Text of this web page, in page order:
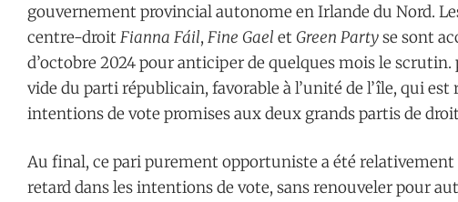
gouvernement provincial autonome en Irlande du Nord.
centre-droit Fianna Fáil, Fine Gael et Green Partyse sont
d’octobre 2024 pour anticiper de quelques mois le scrutin.
vide du parti républicain, favorable à l’unité de l’île, qui est
intentions de vote promises aux deux grands partis de
Au final, ce pari purement opportuniste a été relativement
retard dans les intentions de vote, sans renouveler pour